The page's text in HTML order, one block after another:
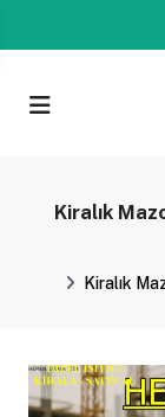
Kiralık
Kiralık